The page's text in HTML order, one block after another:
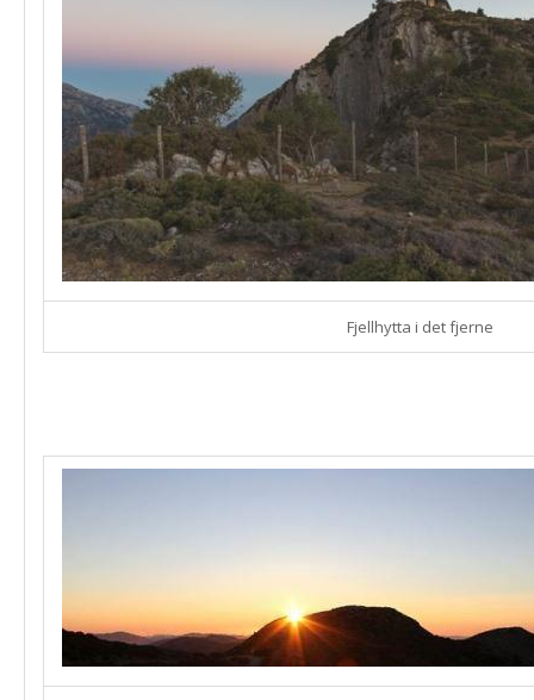
Fjellhytta i det fjerne